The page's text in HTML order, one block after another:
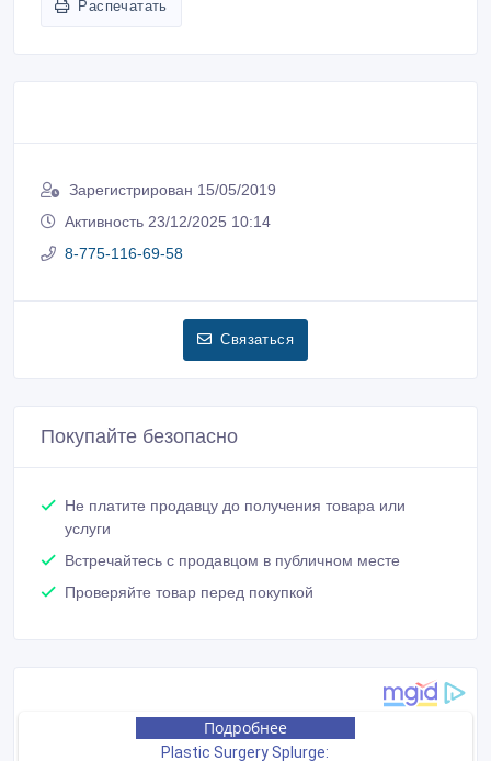
Распечатать
Зарегистрирован 15/05/2019
Активность 23/12/2025 10:14
8-775-116-69-58
Связаться
Покупайте безопасно
Не платите продавцу до получения товара или
услуги
Встречайтесь с продавцом в публичном месте
Проверяйте товар перед покупкой